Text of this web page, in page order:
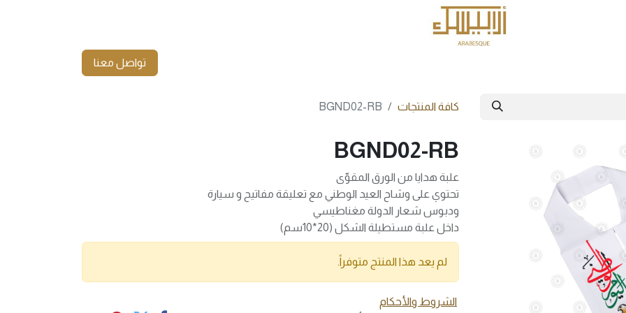
تواصل معنا
كافة المنتجات BGND02-RB
BGND02-RB
علبة هدايا من الورق المقوّى
تحتوي على وشاح العيد الوطني مع تعليقة مفاتيح و سيارة
ودبوس شعار الدولة مغناطيسي
داخل علبة مستطيلة الشكل (20*10سم)
لم يعد هذا المنتج متوفراً.
الشروط والأحكام